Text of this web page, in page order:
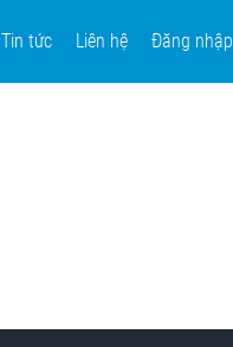
Tin tức Liên hệ Đăng nhập